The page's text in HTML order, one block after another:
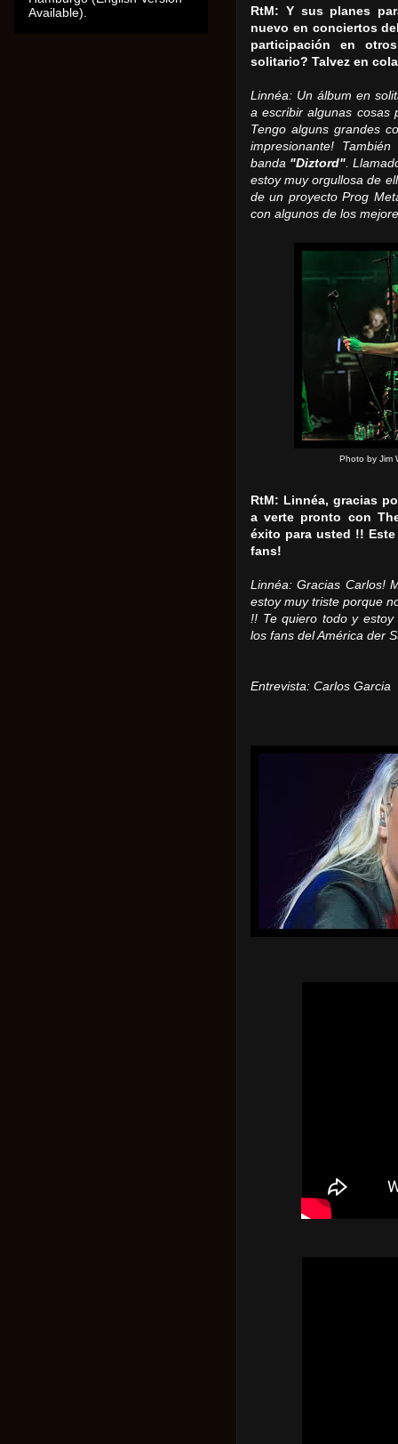
RtM: Y sus planes
nuevo en conciertos
participación en
solitario? Talvez en
Linnéa: Un álbum en
a escribir algunas cosas
Tengo alguns grandes
impresionante!
banda "Diztord".
estoy muy orgullosa de
de un proyecto Prog
con algunos de los
Photo by Jim
RtM: Linnéa, gracias
a verte pronto con
éxito para usted !!
fans!
Linnéa: Gracias Carlos!
estoy muy triste porque
!! Te quiero todo y
los fans del América der
Entrevista: Carlos Garcia
Available).